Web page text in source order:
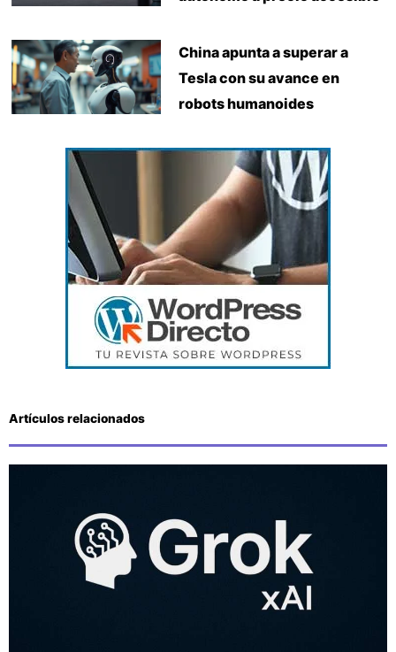
China apunta a superar a
Tesla con su avance en
robots humanoides
Artículos relacionados